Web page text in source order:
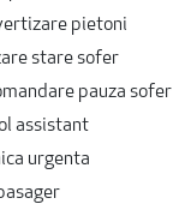
pietoni
stare sofer
pauza sofer
assistant
urgenta